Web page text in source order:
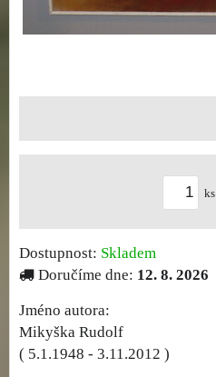
ks
Dostupnost: Skladem
Doručíme dne: 12. 8. 2026
Jméno autora:
Mikyška Rudolf
( 5.1.1948 - 3.11.2012 )